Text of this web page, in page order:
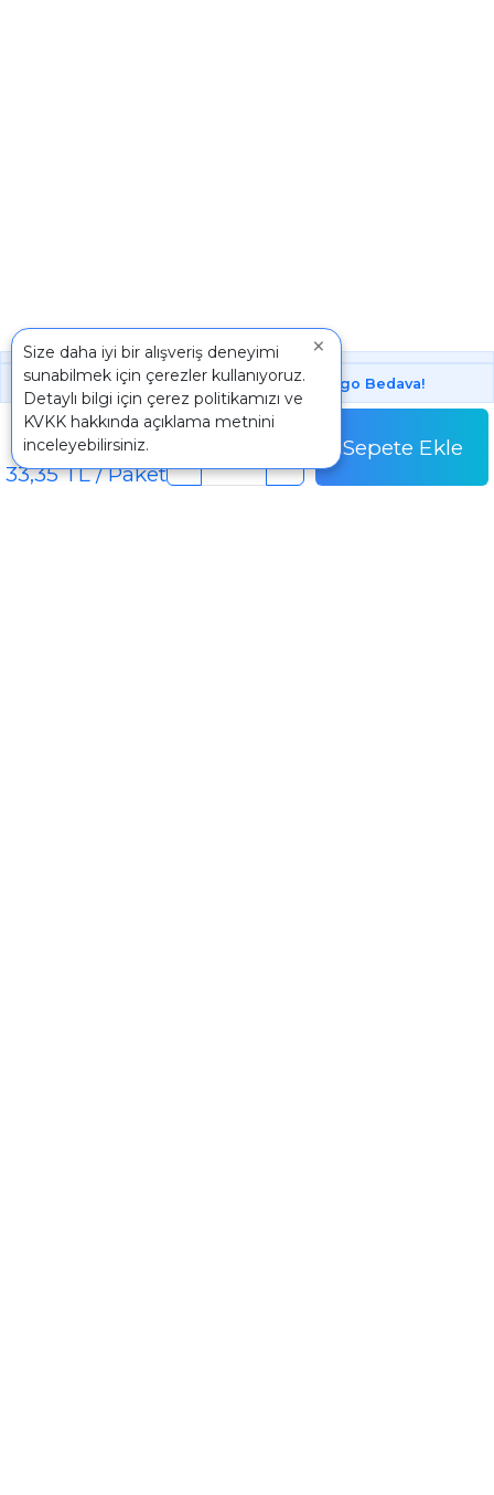
×
Size daha iyi bir alışveriş deneyimi
sunabilmek için çerezler kullanıyoruz.
Detaylı bilgi için çerez politikamızı ve
KVKK hakkında açıklama metnini
inceleyebilirsiniz.
1000 ₺ Üstünde Bu Üründe Kargo Bedava!
600,30 TL
Koli Fiyatı
33,35 TL / Paket
Koli
Sepete Ekle